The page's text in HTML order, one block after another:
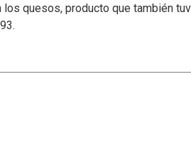
quesos, producto que también